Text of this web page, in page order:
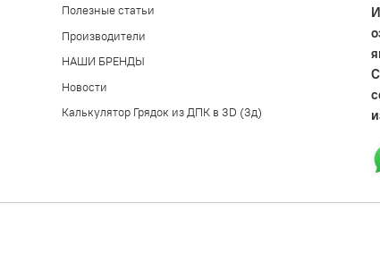
Полезные статьи
Производители
НАШИ БРЕНДЫ
Новости
Калькулятор Грядок из ДПК в 3D (3д)